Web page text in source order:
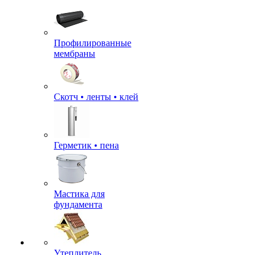
Профилированные
мембраны
Скотч • ленты • клей
Герметик • пена
Мастика для
фундамента
Утеплитель